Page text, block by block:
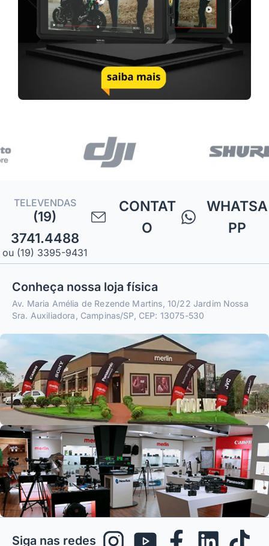
TELEVENDAS
(19)
3741.4488
ou (19) 3395-9431
CONTAT
O
WHATSA
PP
Conheça nossa loja física
Av. Maria Amélia de Rezende Martins, 10/22 Jardim Nossa
Sra. Auxiliadora, Campinas/SP, CEP: 13075-530
Siga nas redes